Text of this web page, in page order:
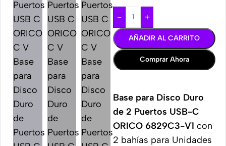
- +
AÑADIR AL CARRITO
Comprar Ahora
Base para Disco Duro
de 2 Puertos USB-C
ORICO 6829C3-V1 con
2 bahías para Unidades